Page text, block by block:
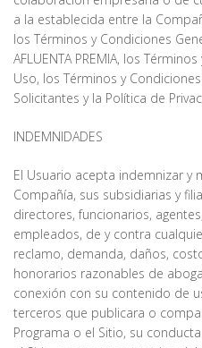
a la establecida entre la
los Términos y Condiciones
AFLUENTA PREMIA, los
Uso, los Términos y
Solicitantes y la Política de
INDEMNIDADES
El Usuario acepta indemnizar y
Compañía, sus subsidiarias y
directores, funcionarios,
empleados, de y contra
reclamo, demanda, daños,
honorarios razonables de
conexión con su contenido de
terceros que publicara o
Programa o el Sitio, su